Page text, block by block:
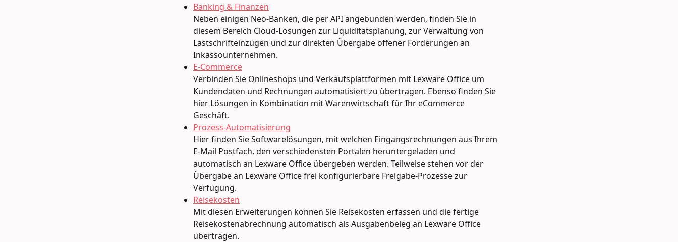
Banking & Finanzen
Neben einigen Neo-Banken, die per API angebunden werden, finden Sie in
diesem Bereich Cloud-Lösungen zur Liquiditätsplanung, zur Verwaltung von
Lastschrifteinzügen und zur direkten Übergabe offener Forderungen an
Inkassounternehmen.
E-Commerce
Verbinden Sie Onlineshops und Verkaufsplattformen mit Lexware Office um
Kundendaten und Rechnungen automatisiert zu übertragen. Ebenso finden Sie
hier Lösungen in Kombination mit Warenwirtschaft für Ihr eCommerce
Geschäft.
Prozess-Automatisierung
Hier finden Sie Softwarelösungen, mit welchen Eingangsrechnungen aus Ihrem
E-Mail Postfach, den verschiedensten Portalen heruntergeladen und
automatisch an Lexware Office übergeben werden. Teilweise stehen vor der
Übergabe an Lexware Office frei konfigurierbare Freigabe-Prozesse zur
Verfügung.
Reisekosten
Mit diesen Erweiterungen können Sie Reisekosten erfassen und die fertige
Reisekostenabrechnung automatisch als Ausgabenbeleg an Lexware Office
übertragen.